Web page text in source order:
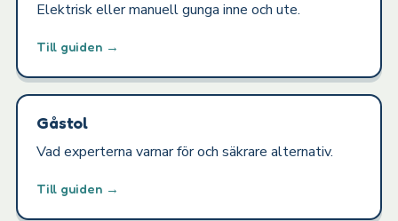
Elektrisk eller manuell gunga inne och ute.
Till guiden →
Gåstol
Vad experterna varnar för och säkrare alternativ.
Till guiden →